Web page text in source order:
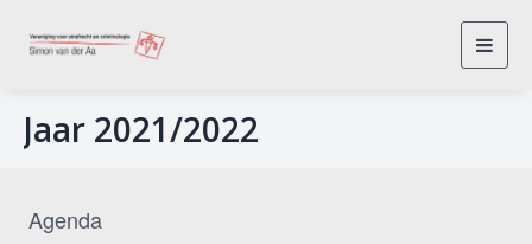
Jaar 2021/2022
Agenda